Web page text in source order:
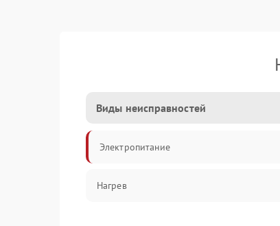
Виды неисправностей
Электропитание
Нагрев